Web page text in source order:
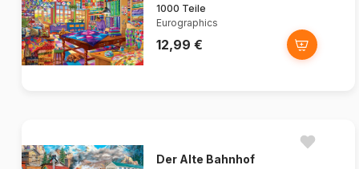
1000 Teile
Eurographics
12,99 €
Der Alte Bahnhof